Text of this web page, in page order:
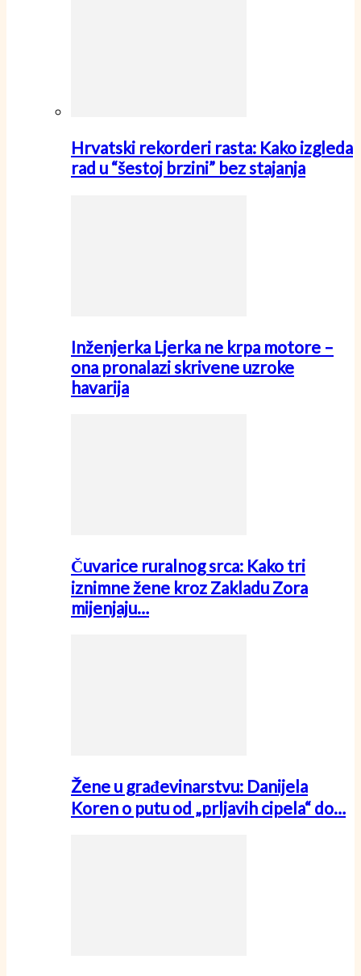
Hrvatski rekorderi rasta: Kako izgleda
rad u “šestoj brzini” bez stajanja
Inženjerka Ljerka ne krpa motore –
ona pronalazi skrivene uzroke
havarija
Čuvarice ruralnog srca: Kako tri
iznimne žene kroz Zakladu Zora
mijenjaju…
Žene u građevinarstvu: Danijela
Koren o putu od „prljavih cipela“ do…